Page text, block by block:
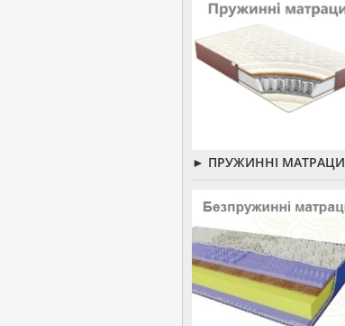
► ПРУЖИННІ МАТРАЦИ